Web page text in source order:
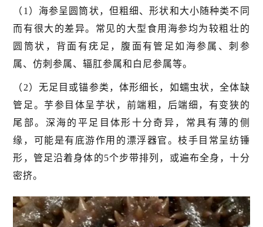
（1）海参呈圆筒状，但粗细、形状和大小随种类不同
而有很大的差异。常见的大型食用海参均为较粗壮的
圆筒状，背面有疣足，腹面有管足如海参属、刺参
属、仿刺参属、辐肛参属和白尼参属等。
（2）无足目或锚参类，体形细长，如蠕虫状，全体缺
管足。芋参目体呈芋状，前端粗，后端细，有变狭的
尾部。深海的平足目体形十分奇异，常具有薄的侧
缘，可能是有底游作用的漂浮器官。枝手目常呈纺锤
形，管足沿着身体的5个步带排列，或遍布全身，十分
密挤。